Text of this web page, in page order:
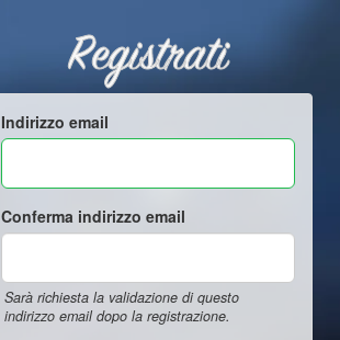
Registrati
Indirizzo email
Conferma indirizzo email
Sarà richiesta la validazione di questo
indirizzo email dopo la registrazione.